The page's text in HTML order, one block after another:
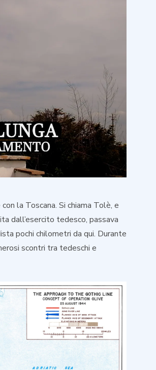
la Toscana. Si chiama Tolè, e
dall’esercito tedesco, passava
pochi chilometri da qui. Durante
scontri tra tedeschi e